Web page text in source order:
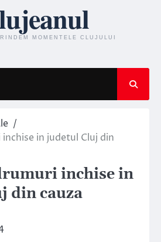
in judetul Cluj din
inchise in
din cauza